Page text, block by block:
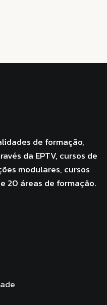
de formação,
da EPTV, cursos de
modulares, cursos
20 áreas de formação.